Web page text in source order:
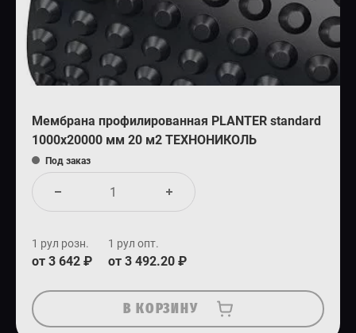
Мембрана профилированная PLANTER standard
1000x20000 мм 20 м2 ТЕХНОНИКОЛЬ
Под заказ
1 рул розн.
от 3 642 ₽
1 рул опт.
от 3 492.20 ₽
В КОРЗИНУ